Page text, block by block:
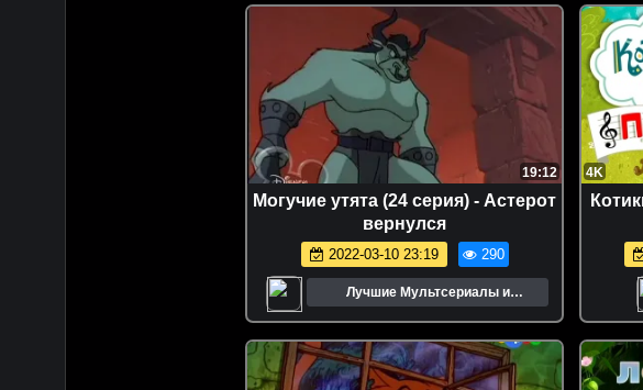
19:12
Могучие утята (24 серия) - Астерот
вернулся
2022-03-10 23:19 290
Лучшие Мультсериалы и
Мультфильмы
4K